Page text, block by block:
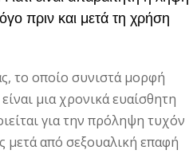
πριν και μετά τη χρήση
το οποίο συνιστά μορφή
μια χρονικά ευαίσθητη
για την πρόληψη τυχόν
μετά από σεξουαλική επαφή